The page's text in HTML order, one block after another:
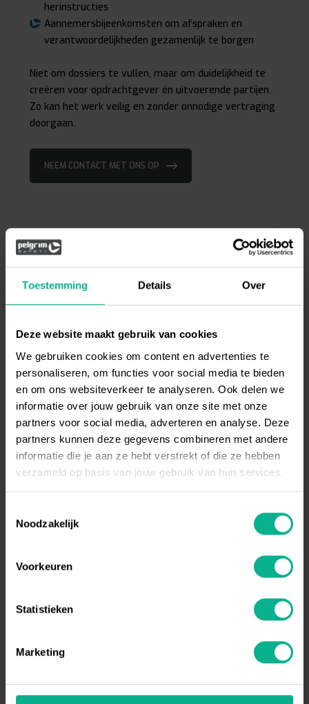
Toestemming Details Over
Deze website maakt gebruik van cookies
We gebruiken cookies om content en advertenties te
personaliseren, om functies voor social media te bieden
en om ons websiteverkeer te analyseren. Ook delen we
informatie over jouw gebruik van onze site met onze
partners voor social media, adverteren en analyse. Deze
partners kunnen deze gegevens combineren met andere
informatie die je aan ze hebt verstrekt of die ze hebben
verzameld op basis van jouw gebruik van hun services.
Noodzakelijk
Voorkeuren
Statistieken
Marketing
herinstructies
Aannemersbijeenkomsten om afspraken en
verantwoordelijkheden gezamenlijk te borgen
Niet om dossiers te vullen, maar om duidelijkheid te
creëren voor opdrachtgever én uitvoerende partijen.
Zo kan het werk veilig en zonder onnodige vertraging
doorgaan.
NEEM CONTACT MET ONS OP
VEILIGHEID DIE WERKT IN HET
DAGELIJKS GEBRUIK